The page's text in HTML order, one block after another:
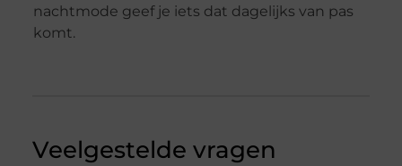
nachtmode geef je iets dat dagelijks van pas
komt.
Veelgestelde vragen